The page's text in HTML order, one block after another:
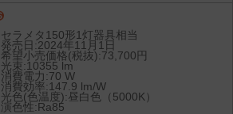
セラメタ150形1灯器具相当
発売日:2024年11月1日
希望小売価格(税抜):73,700円
光束:10355 lm
消費電力:70 W
消費効率:147.9 lm/W
光色(色温度):昼白色（5000K）
演色性:Ra85